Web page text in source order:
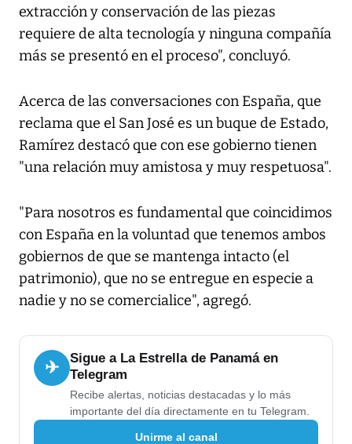
extracción y conservación de las piezas
requiere de alta tecnología y ninguna compañía
más se presentó en el proceso", concluyó.
Acerca de las conversaciones con España, que
reclama que el San José es un buque de Estado,
Ramírez destacó que con ese gobierno tienen
"una relación muy amistosa y muy respetuosa".
"Para nosotros es fundamental que coincidimos
con España en la voluntad que tenemos ambos
gobiernos de que se mantenga intacto (el
patrimonio), que no se entregue en especie a
nadie y no se comercialice", agregó.
✈
Sigue a La Estrella de Panamá en
Telegram
Recibe alertas, noticias destacadas y lo más
importante del día directamente en tu Telegram.
Unirme al canal